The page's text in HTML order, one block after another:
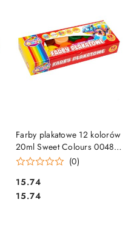
Farby plakatowe 12 kolorów
20ml Sweet Colours 00485
OTOCKI
(0)
Cena:
15.74
Cena:
15.74
DO KOSZYKA